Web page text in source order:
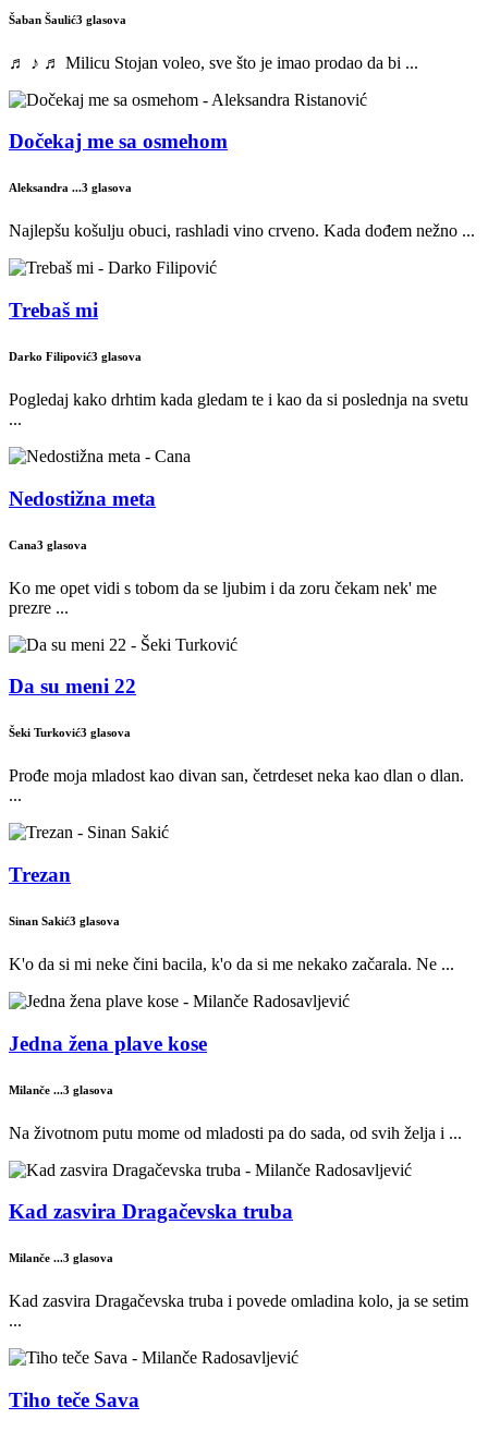
Šaban Šaulić3 glasova
♬ ♪ ♬ Milicu Stojan voleo, sve što je imao prodao da bi ...
Dočekaj me sa osmehom
Aleksandra ...3 glasova
Najlepšu košulju obuci, rashladi vino crveno. Kada dođem nežno ...
Trebaš mi
Darko Filipović3 glasova
Pogledaj kako drhtim kada gledam te i kao da si poslednja na svetu
...
Nedostižna meta
Cana3 glasova
Ko me opet vidi s tobom da se ljubim i da zoru čekam nek' me
prezre ...
Da su meni 22
Šeki Turković3 glasova
Prođe moja mladost kao divan san, četrdeset neka kao dlan o dlan.
...
Trezan
Sinan Sakić3 glasova
K'o da si mi neke čini bacila, k'o da si me nekako začarala. Ne ...
Jedna žena plave kose
Milanče ...3 glasova
Na životnom putu mome od mladosti pa do sada, od svih želja i ...
Kad zasvira Dragačevska truba
Milanče ...3 glasova
Kad zasvira Dragačevska truba i povede omladina kolo, ja se setim
...
Tiho teče Sava